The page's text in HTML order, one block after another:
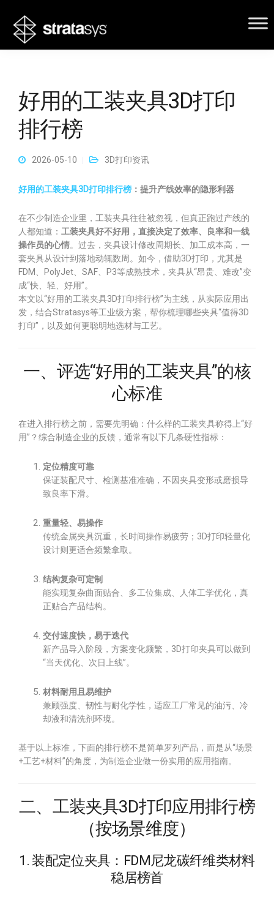
好用的工装夹具3D打印
排行榜
2026-05-10 3D打印资讯
好用的工装夹具3D打印排行榜 ：提升产线效率的隐形利器
在不少制造企业里，工装夹具往往被忽视，但真正跑过产线的
人都知道： 工装夹具好不好用，直接决定了效率、良率和一线
操作员的心情。过去，夹具设计修改周期长、加工成本高，一
套夹具从设计到落地动辄数周。如今，借助3D打印，尤其是
FDM、PolyJet、SAF、P3等成熟技术，夹具从“昂贵、难改”变
成“快、轻、好用”。
本文以“好用的工装夹具3D打印排行榜”为主线，从实际应用出
发，结合Stratasys等工业级方案，帮你梳理哪些夹具“值得3D
打印”，以及如何更聪明地选材与工艺。
一、评选“好用的工装夹具”的核
心标准
在进入排行榜之前，需要先明确：什么样的工装夹具称得上“好
用”？综合制造企业的反馈，通常有以下几条硬性指标：
定位精度可靠
保证装配尺寸、检测基准准确，不因夹具变形或磨损导
致良率下滑。
重量轻、易操作
传统金属夹具沉重，长时间操作易疲劳；3D打印轻量化
设计则更适合频繁拿取。
结构复杂可定制
能实现复杂曲面贴合、多工位集成、人体工学优化，真
正贴合产品结构。
交付速度快，易于迭代
新产品导入阶段，方案变化频繁，3D打印夹具可以做到
“当天优化、次日上线”。
材料耐用且易维护
兼顾强度、韧性与耐化学性，适应工厂常见的油污、冷
却液和清洗剂环境。
基于以上标准，下面的排行榜不是简单罗列产品，而是从“场景
+工艺+材料”的角度，为制造企业做一份实用的应用指南。
二、工装夹具3D打印应用排行榜
（按场景维度）
1. 装配定位夹具：FDM尼龙碳纤维类材料
稳居榜首